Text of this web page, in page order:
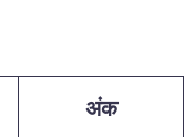
अंक